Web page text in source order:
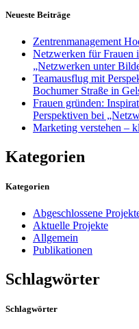
Neueste Beiträge
Zentrenmanagement
Netzwerken für Frauen
„Netzwerken unter
Teamausflug mit
Bochumer Straße in
Frauen gründen:
Perspektiven bei
Marketing verstehen –
Kategorien
Kategorien
Abgeschlossene
Aktuelle Projekte
Allgemein
Publikationen
Schlagwörter
Schlagwörter